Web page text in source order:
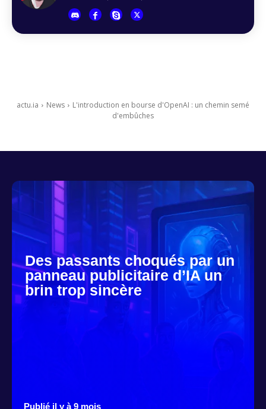
actu.ia News
L'introduction en bourse d'OpenAI : un chemin semé
d'embûches
Des passants choqués par un
panneau publicitaire d’IA un
brin trop sincère
Publié il y à 9 mois